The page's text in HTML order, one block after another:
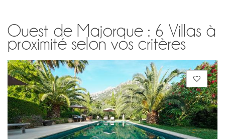
Ouest de Majorque : 6 Villas à
proximité selon vos critères